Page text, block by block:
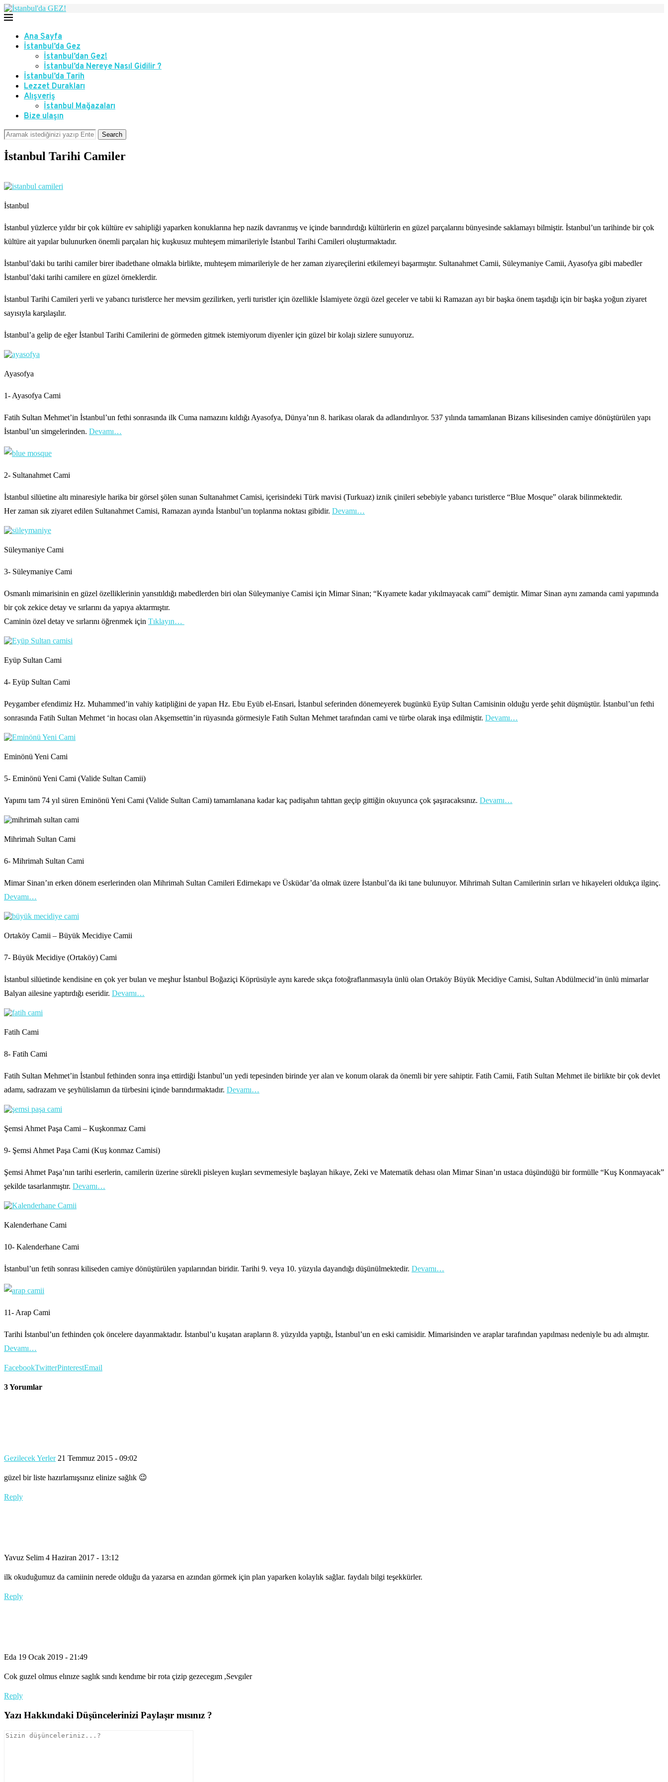
Ana Sayfa
İstanbul’da Gez
İstanbul’dan Gez!
İstanbul’da Nereye Nasıl Gidilir ?
İstanbul’da Tarih
Lezzet Durakları
Alışveriş
İstanbul Mağazaları
Bize ulaşın
Search
İstanbul Tarihi Camiler
İstanbul
İstanbul yüzlerce yıldır bir çok kültüre ev sahipliği yaparken konuklarına hep nazik davranmış ve içinde barındırdığı kültürlerin en güzel parçalarını bünyesinde saklamayı bilmiştir. İstanbul’un tarihinde bir çok
kültüre ait yapılar bulunurken önemli parçaları hiç kuşkusuz muhteşem mimarileriyle İstanbul Tarihi Camileri oluşturmaktadır.
İstanbul’daki bu tarihi camiler birer ibadethane olmakla birlikte, muhteşem mimarileriyle de her zaman ziyareçilerini etkilemeyi başarmıştır. Sultanahmet Camii, Süleymaniye Camii, Ayasofya gibi mabedler
İstanbul’daki tarihi camilere en güzel örneklerdir.
İstanbul Tarihi Camileri yerli ve yabancı turistlerce her mevsim gezilirken, yerli turistler için özellikle İslamiyete özgü özel geceler ve tabii ki Ramazan ayı bir başka önem taşıdığı için bir başka yoğun ziyaret
sayısıyla karşılaşılır.
İstanbul’a gelip de eğer İstanbul Tarihi Camilerini de görmeden gitmek istemiyorum diyenler için güzel bir kolajı sizlere sunuyoruz.
Ayasofya
1- Ayasofya Cami
Fatih Sultan Mehmet’in İstanbul’un fethi sonrasında ilk Cuma namazını kıldığı Ayasofya, Dünya’nın 8. harikası olarak da adlandırılıyor. 537 yılında tamamlanan Bizans kilisesinden camiye dönüştürülen yapı
İstanbul’un simgelerinden. Devamı…
2- Sultanahmet Cami
İstanbul silüetine altı minaresiyle harika bir görsel şölen sunan Sultanahmet Camisi, içerisindeki Türk mavisi (Turkuaz) iznik çinileri sebebiyle yabancı turistlerce “Blue Mosque” olarak bilinmektedir.
Her zaman sık ziyaret edilen Sultanahmet Camisi, Ramazan ayında İstanbul’un toplanma noktası gibidir. Devamı…
Süleymaniye Cami
3- Süleymaniye Cami
Osmanlı mimarisinin en güzel özelliklerinin yansıtıldığı mabedlerden biri olan Süleymaniye Camisi için Mimar Sinan; “Kıyamete kadar yıkılmayacak cami” demiştir. Mimar Sinan aynı zamanda cami yapımında
bir çok zekice detay ve sırlarını da yapıya aktarmıştır.
Caminin özel detay ve sırlarını öğrenmek için Tıklayın…
Eyüp Sultan Cami
4- Eyüp Sultan Cami
Peygamber efendimiz Hz. Muhammed’in vahiy katipliğini de yapan Hz. Ebu Eyüb el-Ensari, İstanbul seferinden dönemeyerek bugünkü Eyüp Sultan Camisinin olduğu yerde şehit düşmüştür. İstanbul’un fethi
sonrasında Fatih Sultan Mehmet ‘in hocası olan Akşemsettin’in rüyasında görmesiyle Fatih Sultan Mehmet tarafından cami ve türbe olarak inşa edilmiştir. Devamı…
Eminönü Yeni Cami
5- Eminönü Yeni Cami (Valide Sultan Camii)
Yapımı tam 74 yıl süren Eminönü Yeni Cami (Valide Sultan Cami) tamamlanana kadar kaç padişahın tahttan geçip gittiğin okuyunca çok şaşıracaksınız. Devamı…
Mihrimah Sultan Cami
6- Mihrimah Sultan Cami
Mimar Sinan’ın erken dönem eserlerinden olan Mihrimah Sultan Camileri Edirnekapı ve Üsküdar’da olmak üzere İstanbul’da iki tane bulunuyor. Mihrimah Sultan Camilerinin sırları ve hikayeleri oldukça ilginç.
Devamı…
Ortaköy Camii – Büyük Mecidiye Camii
7- Büyük Mecidiye (Ortaköy) Cami
İstanbul silüetinde kendisine en çok yer bulan ve meşhur İstanbul Boğaziçi Köprüsüyle aynı karede sıkça fotoğraflanmasıyla ünlü olan Ortaköy Büyük Mecidiye Camisi, Sultan Abdülmecid’in ünlü mimarlar
Balyan ailesine yaptırdığı eseridir. Devamı…
Fatih Cami
8- Fatih Cami
Fatih Sultan Mehmet’in İstanbul fethinden sonra inşa ettirdiği İstanbul’un yedi tepesinden birinde yer alan ve konum olarak da önemli bir yere sahiptir. Fatih Camii, Fatih Sultan Mehmet ile birlikte bir çok devlet
adamı, sadrazam ve şeyhülislamın da türbesini içinde barındırmaktadır. Devamı…
Şemsi Ahmet Paşa Cami – Kuşkonmaz Cami
9- Şemsi Ahmet Paşa Cami (Kuş konmaz Camisi)
Şemsi Ahmet Paşa’nın tarihi eserlerin, camilerin üzerine sürekli pisleyen kuşları sevmemesiyle başlayan hikaye, Zeki ve Matematik dehası olan Mimar Sinan’ın ustaca düşündüğü bir formülle “Kuş Konmayacak”
şekilde tasarlanmıştır. Devamı…
Kalenderhane Cami
10- Kalenderhane Cami
İstanbul’un fetih sonrası kiliseden camiye dönüştürülen yapılarından biridir. Tarihi 9. veya 10. yüzyıla dayandığı düşünülmektedir. Devamı…
11- Arap Cami
Tarihi İstanbul’un fethinden çok öncelere dayanmaktadır. İstanbul’u kuşatan arapların 8. yüzyılda yaptığı, İstanbul’un en eski camisidir. Mimarisinden ve araplar tarafından yapılması nedeniyle bu adı almıştır.
Devamı…
FacebookTwitterPinterestEmail
3 Yorumlar
Gezilecek Yerler 21 Temmuz 2015 - 09:02
güzel bir liste hazırlamışsınız elinize sağlık 😉
Reply
Yavuz Selim 4 Haziran 2017 - 13:12
ilk okuduğumuz da camiinin nerede olduğu da yazarsa en azından görmek için plan yaparken kolaylık sağlar. faydalı bilgi teşekkürler.
Reply
Eda 19 Ocak 2019 - 21:49
Cok guzel olmus elınıze saglık sındı kendıme bir rota çizip gezecegım ,Sevgıler
Reply
Yazı Hakkındaki Düşüncelerinizi Paylaşır mısınız ?